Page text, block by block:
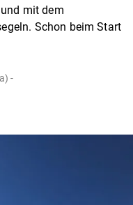
mit dem
Schon beim Start
-